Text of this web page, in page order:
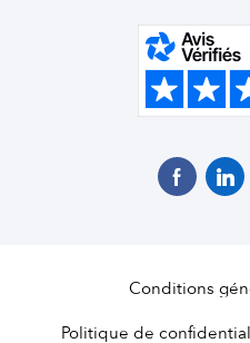
Conditions
Politique de